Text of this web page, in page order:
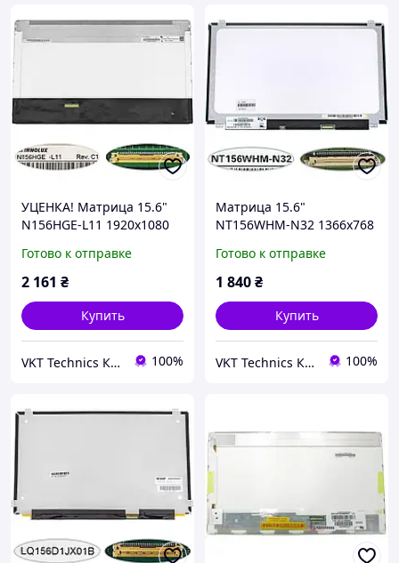
УЦЕНКА! Матрица 15.6"
N156HGE-L11 1920x1080
разъем слева
Готово к отправке
2 161 ₴
Купить
VKT Technics Комп'ютерна техніка з Європи 100%
Матрица 15.6"
NT156WHM-N32 1366x768
разъем справа
Готово к отправке
1 840₴
Купить
VKT Technics Комп'ютерна техніка з Європи 100%